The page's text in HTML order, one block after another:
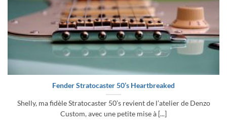
Fender Stratocaster 50’s Heartbreaked
Shelly, ma fidèle Stratocaster 50’s revient de l’atelier de Denzo
Custom, avec une petite mise à [...]